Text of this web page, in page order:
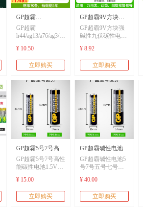
GP超霸
lr44/ag13/a76/ag3/lr41
纽扣电池电子温度
计体温计手表游标
卡尺钮扣1.5v锂电
GP超霸
lr44/ag13/a76/ag3/lr41
计体温计手表游标
卡尺钮扣1.5v锂电
池192sg13/sr44
¥ 10.50
立即购买
GP超霸9V方块强
碱性九伏碳性电池
万用表无线话筒麦
克风吉他贝斯烟感
器烟雾报警器层叠
池/6LR61
GP超霸9V方块强
碱性九伏碳性电池
克风吉他贝斯烟感
器烟雾报警器层叠
电池6f229v电
¥ 8.92
立即购买
GP超霸5号7号高性
能碳性电池1.5V无
汞环保五号七号干
电池大全空调电视
遥控器鼠标键盘闹
GP超霸5号7号高性
能碳性电池1.5V无
电池大全空调电视
遥控器鼠标键盘闹
钟挂钟耐用
¥ 15.00
立即购买
GP超霸碱性电池5
号7号五号七号官
方旗舰店儿童玩具
电视遥控器拍立得
燃气表智能锁电子
GP超霸碱性电池5
号7号五号七号官
电视遥控器拍立得
燃气表智能锁电子
锁密码锁干电池大
¥ 40.00
立即购买